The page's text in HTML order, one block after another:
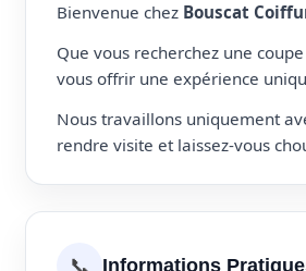
Bienvenue chez Bouscat
Que vous recherchez une
vous offrir une expérience
Nous travaillons uniquement
rendre visite et laissez-vous
📞 Informations